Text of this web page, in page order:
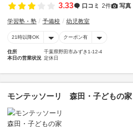
3.33 口コミ 2件 写真
学習塾・塾 予備校 幼児教室
21時以降OK クーポン有
住所
千葉県野田市みずき1-12-4
本日の営業状況 定休日
モンテッソーリ 森田・子どもの家